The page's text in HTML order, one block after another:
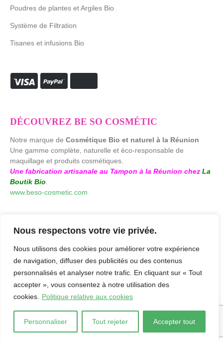
Nous respectons votre vie privée.
Nous utilisons des cookies pour améliorer votre expérience
de navigation, diffuser des publicités ou des contenus
personnalisés et analyser notre trafic. En cliquant sur « Tout
accepter », vous consentez à notre utilisation des
cookies.
Politique relative aux cookies
Personnaliser Tout rejeter Accepter tout
Poudres de plantes et Argiles Bio
Système de Filtration
Tisanes et infusions Bio
DÉCOUVREZ BE SO COSMÉTIC
Notre marque de Cosmétique Bio et naturel à la Réunion
Une gamme complète, naturelle et éco-responsable de
maquillage et produits cosmétiques.
Une fabrication artisanale au Tampon à la Réunion chez La
Boutik Bio
www.beso-cosmetic.com
laboutikbio.com. © 2026. byAgence Creaweb-Mentions Légales-
Politique de confidentialité